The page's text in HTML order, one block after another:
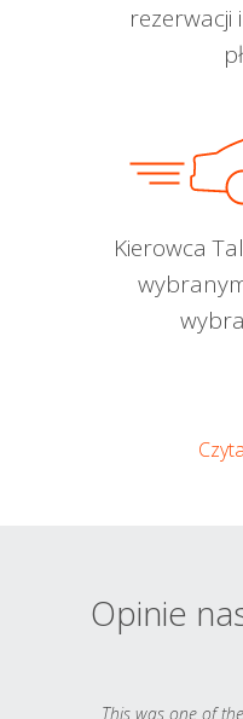
rezerwacji
Kierowca
Opinie
This was one of